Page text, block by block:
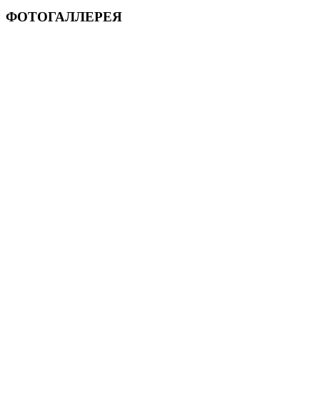
ФОТОГАЛЛЕРЕЯ